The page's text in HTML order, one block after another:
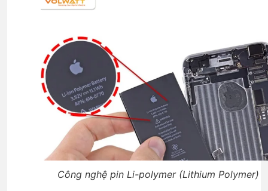
Công nghệ pin Li-polymer (Lithium Polymer)